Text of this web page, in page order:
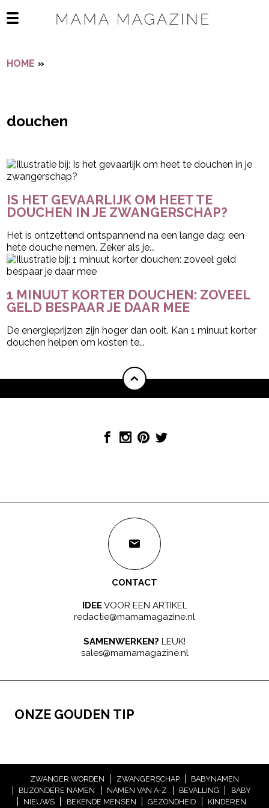
Open het mobiele menu
HOME »
douchen
IS HET GEVAARLIJK OM HEET TE
DOUCHEN IN JE ZWANGERSCHAP?
Het is ontzettend ontspannend na een lange dag: een
hete douche nemen. Zeker als je...
1 MINUUT KORTER DOUCHEN: ZOVEEL
GELD BESPAAR JE DAAR MEE
De energieprijzen zijn hoger dan ooit. Kan 1 minuut korter
douchen helpen om kosten te...
CONTACT
IDEEVOOR EEN ARTIKEL
redactie@mamamagazine.nl
SAMENWERKEN? LEUK!
sales@mamamagazine.nl
ONZE GOUDEN TIP
ZWANGER WORDEN ZWANGERSCHAP
BABYNAMEN
BIJZONDERE NAMEN
NAMEN VAN A-Z BEVALLING
BABY
NIEUWS
BEKENDE MENSEN GEZONDHEID KINDEREN